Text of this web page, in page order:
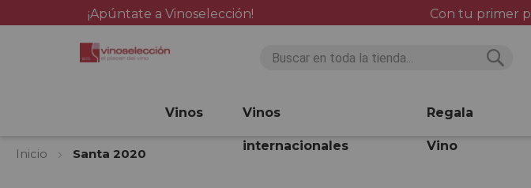
¡Apúntate a Vinoselección! Con tu primer
Vinos Vinos
internacionales
Regala
Vino
Inicio
Santa 2020